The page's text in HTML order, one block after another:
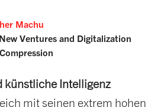
Machu
Ventures and Digitalization
künstliche Intelligenz
mit seinen extrem hohen